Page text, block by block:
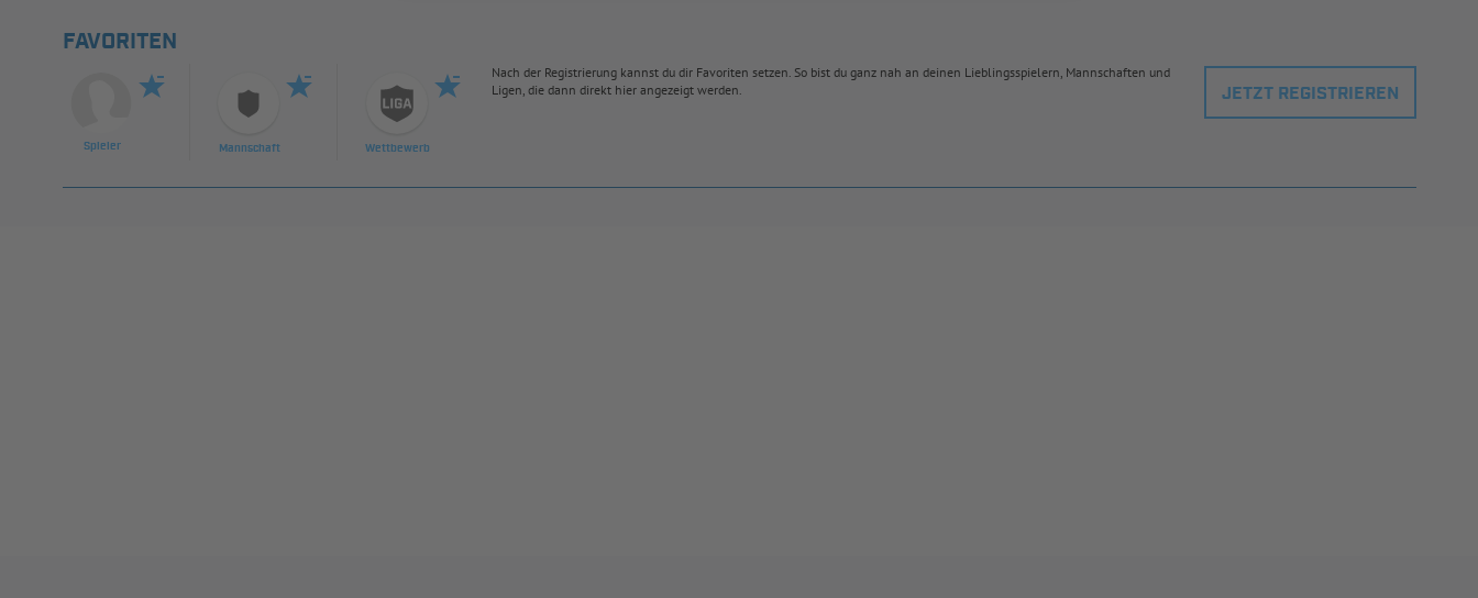
FAVORITEN
Spieler Mannschaft Wettbewerb
Nach der Registrierung kannst du dir Favoriten setzen. So bist du ganz nah an deinen Lieblingsspielern, Mannschaften und
Ligen, die dann direkt hier angezeigt werden.
JETZT REGISTRIEREN